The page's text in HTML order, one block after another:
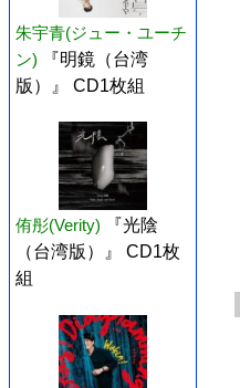
朱宇青(ジュー・ユーチ
ン)
『明鏡（台湾
版）』 CD1枚組
侑彤(Verity)
『光陰
（台湾版）』 CD1枚
組